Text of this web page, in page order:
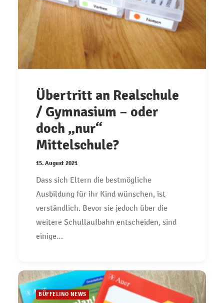
Übertritt an Realschule
/ Gymnasium – oder
doch „nur“
Mittelschule?
15. August 2021
Dass sich Eltern die bestmögliche
Ausbildung für ihr Kind wünschen, ist
verständlich. Bevor sie jedoch über die
weitere Schullaufbahn entscheiden, sind
einige…
BÜFFELINO NEWS